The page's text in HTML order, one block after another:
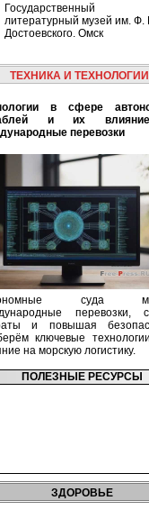
Государственный
литературный музей им. Ф.
Достоевского. Омск
ТЕХНИКА И ТЕХНОЛОГИИ
и их
перевозки
суда
перевозки,
и повышая
ключевые
на морскую логистику.
ПОЛЕЗНЫЕ РЕСУРСЫ
ЗДОРОВЬЕ